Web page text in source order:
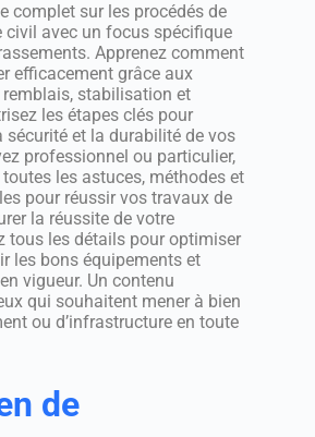
complet sur les procédés de
civil avec un focus spécifique
Apprenez comment
efficacement grâce aux
stabilisation et
les étapes clés pour
et la durabilité de vos
professionnel ou particulier,
les astuces, méthodes et
pour réussir vos travaux de
la réussite de votre
tous les détails pour optimiser
les bons équipements et
vigueur. Un contenu
qui souhaitent mener à bien
ou d’infrastructure en toute
de